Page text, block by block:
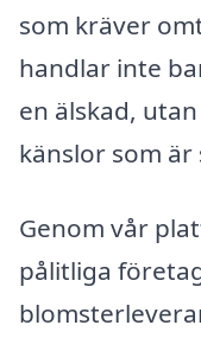
som kräver
handlar inte
en älskad,
känslor som
Genom vår
pålitliga